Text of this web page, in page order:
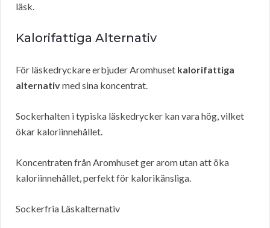
läsk.
Kalorifattiga Alternativ
För läskedryckare erbjuder Aromhuset kalorifattiga
alternativmed sina koncentrat.
Sockerhalten i typiska läskedrycker kan vara hög, vilket
ökar kaloriinnehållet.
Koncentraten från Aromhuset ger arom utan att öka
kaloriinnehållet, perfekt för kalorikänsliga.
Sockerfria Läskalternativ